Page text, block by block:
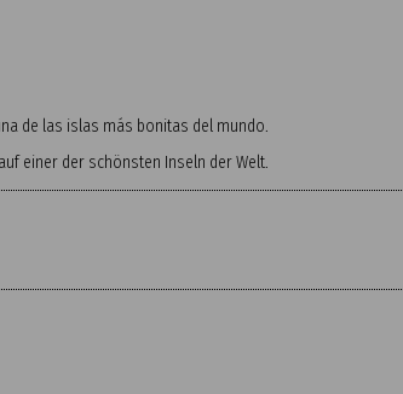
de las islas más bonitas del mundo.
einer der schönsten Inseln der Welt.